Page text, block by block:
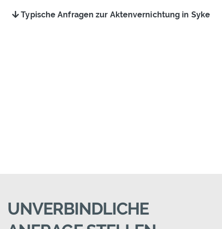
Typische Anfragen zur Aktenvernichtung in Syke
UNVERBINDLICHE